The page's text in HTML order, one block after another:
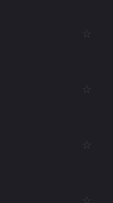
☆
☆
☆